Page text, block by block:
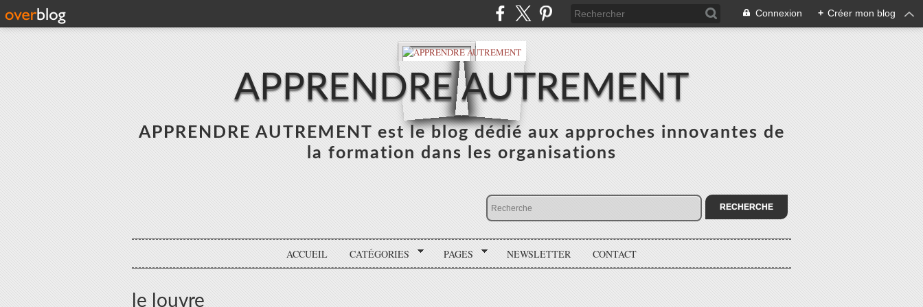
Connexion + Créer mon blog
APPRENDRE AUTREMENT
APPRENDRE AUTREMENT est le blog dédié aux approches innovantes de
la formation dans les organisations
ACCUEIL CATÉGORIES PAGES NEWSLETTER CONTACT
le louvre